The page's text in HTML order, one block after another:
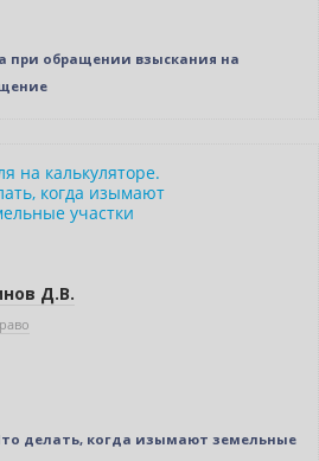
при обращении взыскания на
Д.В.
делать, когда изымают земельные